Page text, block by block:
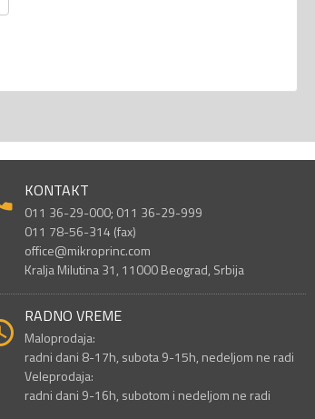
KONTAKT
011 36-29-000; 011 36-29-999
011 78-56-314 (fax)
office@mikroprinc.com
Kralja Milutina 31, 11000 Beograd, Srbija
RADNO VREME
Maloprodaja:
radni dani 8-17h, subota 9-15h, nedeljom ne radi
Veleprodaja:
radni dani 9-16h, subotom i nedeljom ne radi